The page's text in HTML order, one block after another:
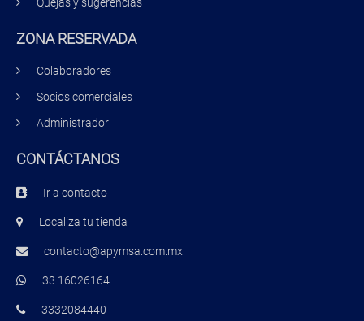
Quejas y sugerencias
ZONA RESERVADA
Colaboradores
Socios comerciales
Administrador
CONTÁCTANOS
Ir a contacto
Localiza tu tienda
contacto@apymsa.com.mx
33 16026164
3332084440